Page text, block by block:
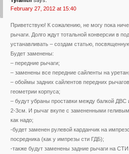
February 27, 2012 at 15:40
Приветствую! К сожалению, не могу пока
рычаги. Долго ждут тотальной конверсии в
устанавливать – создам статью,
Будет заменены:
– передние рычаги;
– заменены все передние сайленты на уретан;
– обоймы задних сайлентов передних
геометрии корпуса;
– будут убраны проставки между балкой
2-3см. И рычаг вкупе с замененными
как надо;
-будет заменен рулевой карданчик на
посредника (как у импрезы сти ГДБ);
-также будут заменены задние рычаги на